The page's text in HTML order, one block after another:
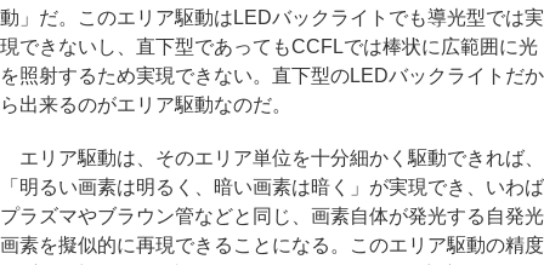
動」だ。このエリア駆動はLEDバックライトでも導光型では実
現できないし、直下型であってもCCFLでは棒状に広範囲に光
を照射するため実現できない。直下型のLEDバックライトだか
ら出来るのがエリア駆動なのだ。
エリア駆動は、そのエリア単位を十分細かく駆動できれば、
「明るい画素は明るく、暗い画素は暗く」が実現でき、いわば
プラズマやブラウン管などと同じ、画素自体が発光する自発光
画素を擬似的に再現できることになる。このエリア駆動の精度